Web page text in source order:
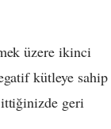
üzere ikinci
kütleye sahip
geri